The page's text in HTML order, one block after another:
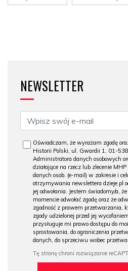
NEWSLETTER
Oświadczam, że wyrażam zgodę
Historii Polski, ul. Gwardii 1, 01-
Administratora danych osobowych
działające na rzecz lub zlecenie
danych osob. (e-mail) w zakresie i
otrzymywania newslettera dzieje.pl
jej odwołania. Jestem świadomy/a,
momencie odwołać zgodę oraz że
zgodność z prawem przetwarzania,
zgody udzielonej przed jej
przysługuje mi prawo dostępu do
sprostowania, do ograniczenia
danych, do sprzeciwu wobec